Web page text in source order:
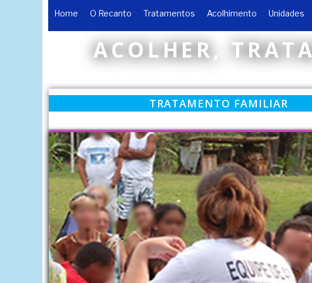
Home O Recanto Tratamentos Acolhimento Unidades
ACOLHER,
TRATAMENTO FAMILIAR